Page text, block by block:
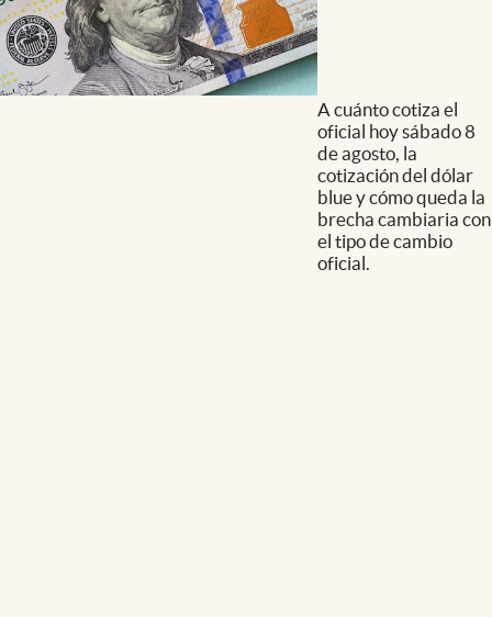
A cuánto cotiza el
oficial hoy sábado 8
de agosto, la
cotización del dólar
blue y cómo queda la
brecha cambiaria con
el tipo de cambio
oficial.